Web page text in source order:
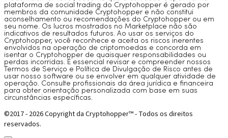
plataforma de social trading do Cryptohopper é gerado por
membros da comunidade Cryptohopper e não constitui
aconselhamento ou recomendações do Cryptohopper ou em
seu nome. Os lucros mostrados no Marketplace não são
indicativos de resultados futuros. Ao usar os serviços do
Cryptohopper, você reconhece e aceita os riscos inerentes
envolvidos na operação de criptomoedas e concorda em
isentar o Cryptohopper de quaisquer responsabilidades ou
perdas incorridas. É essencial revisar e compreender nossos
Termos de Serviço e Política de Divulgação de Risco antes de
usar nosso software ou se envolver em qualquer atividade de
operação. Consulte profissionais da área jurídica e financeira
para obter orientação personalizada com base em suas
circunstâncias específicas.
©2017 - 2026 Copyright da Cryptohopper™ - Todos os direitos
reservados.